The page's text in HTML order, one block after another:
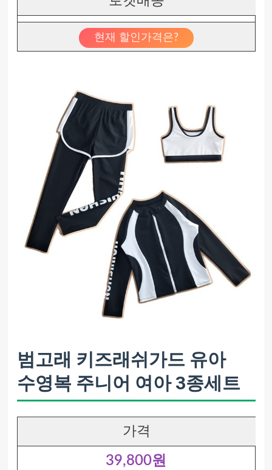
현재 할인가격은?
범고래 키즈래쉬가드 유아
수영복 주니어 여아 3종세트
가격
39,800원